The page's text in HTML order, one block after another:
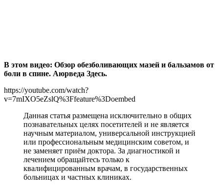
В этом видео: Обзор обезболивающих мазей и бальзамов от
боли в спине. Аюрведа Здесь.
https://youtube.com/watch?
v=7mIXO5eZslQ%3Ffeature%3Doembed
Данная статья размещена исключительно в общих
познавательных целях посетителей и не является
научным материалом, универсальной инструкцией
или профессиональным медицинским советом, и
не заменяет приём доктора. За диагностикой и
лечением обращайтесь только к
квалифицированным врачам, в государственных
больницах и частных клиниках.